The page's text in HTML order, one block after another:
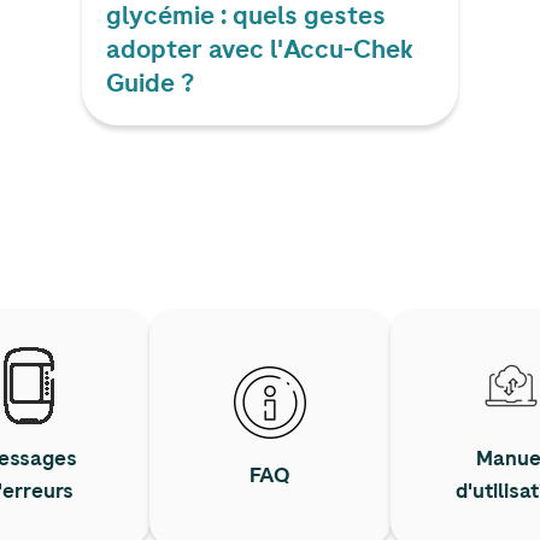
glycémie : quels gestes
adopter avec l'Accu-Chek
Guide ?
FAQ